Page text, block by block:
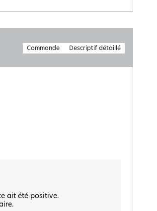
Commande Descriptif détaillé
ait été positive.